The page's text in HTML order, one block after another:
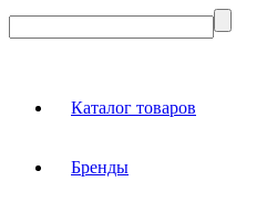
Каталог товаров
Бренды